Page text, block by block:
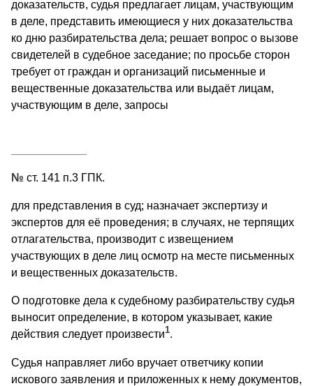
доказательств, судья предлагает лицам, участвующим
в деле, представить имеющиеся у них доказательства
ко дню разбирательства дела; решает вопрос о вызове
свидетелей в судебное заседание; по просьбе сторон
требует от граждан и организаций письменные и
вещественные доказательства или выдаёт лицам,
участвующим в деле, запросы
№ ст. 141 п.3 ГПК.
для представления в суд; назначает экспертизу и
экспертов для её проведения; в случаях, не терпящих
отлагательства, производит с извещением
участвующих в деле лиц осмотр на месте письменных
и вещественных доказательств.
О подготовке дела к судебному разбирательству судья
выносит определение, в котором указывает, какие
действия следует произвести1.
Судья направляет либо вручает ответчику копии
искового заявления и приложенных к нему документов,